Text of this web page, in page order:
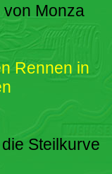
Monza
Rennen in
Steilkurve